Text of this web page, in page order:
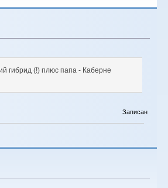
гибрид (!) плюс папа - Каберне
Записан